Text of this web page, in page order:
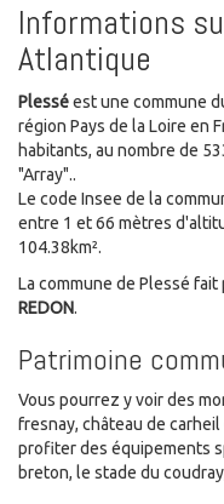
Informations
Atlantique
Plesséest une commune
région Pays de la Loire en
habitants, au nombre de
"Array"..
Le code Insee de la
entre 1 et 66 mètres
104.38km².
La commune de Plessé fait
REDON.
Patrimoine
Vous pourrez y voir des
fresnay, château de
profiter des équipements
breton, le stade du